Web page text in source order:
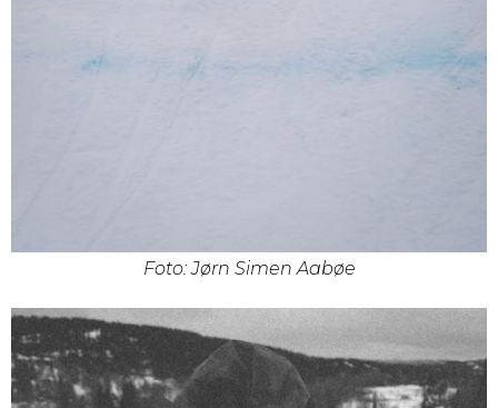
Foto: Jørn Simen Aabøe